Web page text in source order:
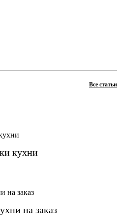
Все статьи
кухни
на заказ